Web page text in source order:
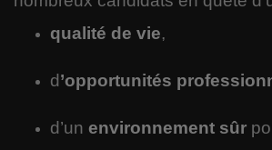
qualité de vie,
d’opportunités
d’un environnement sûr